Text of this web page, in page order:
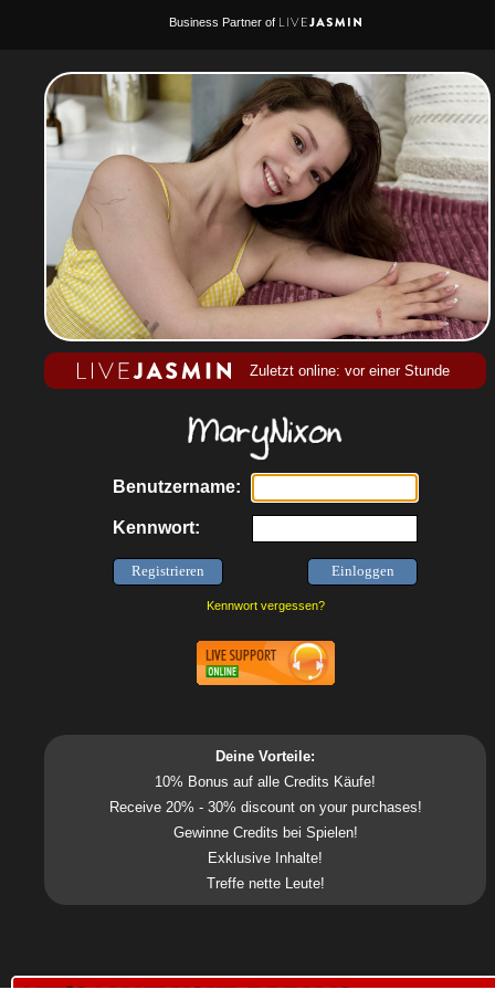
Business Partner of
Zuletzt online: vor einer Stunde
Benutzername:
Kennwort:
Kennwort vergessen?
Deine Vorteile:
10% Bonus auf alle Credits Käufe!
Receive 20% - 30% discount on your purchases!
Gewinne Credits bei Spielen!
Exklusive Inhalte!
Treffe nette Leute!